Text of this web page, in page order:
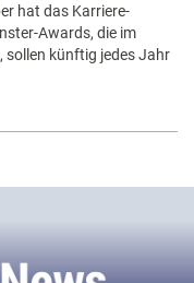
hat das Karriere-
Awards, die im
sollen künftig jedes Jahr